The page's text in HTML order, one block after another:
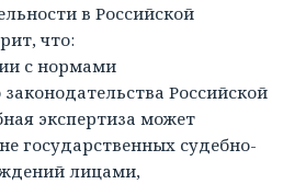
в Российской
что:
с нормами
Российской
экспертиза может
государственных судебно-
лицами,